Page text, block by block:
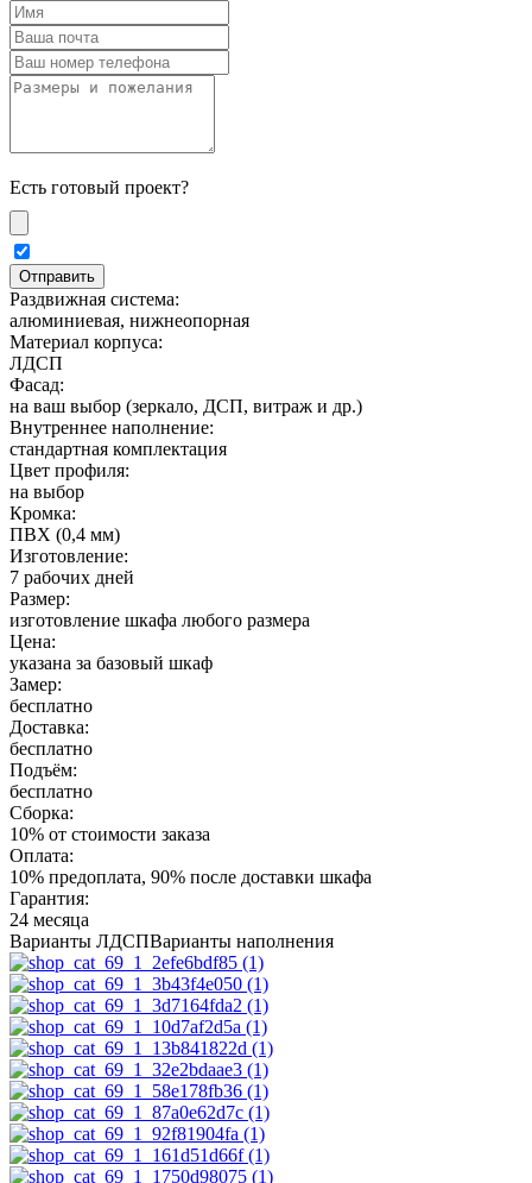
Есть готовый проект?
Раздвижная система:
алюминиевая, нижнеопорная
Материал корпуса:
ЛДСП
Фасад:
на ваш выбор (зеркало, ДСП, витраж и др.)
Внутреннее наполнение:
стандартная комплектация
Цвет профиля:
на выбор
Кромка:
ПВХ (0,4 мм)
Изготовление:
7 рабочих дней
Размер:
изготовление шкафа любого размера
Цена:
указана за базовый шкаф
Замер:
бесплатно
Доставка:
бесплатно
Подъём:
бесплатно
Сборка:
10% от стоимости заказа
Оплата:
10% предоплата, 90% после доставки шкафа
Гарантия:
24 месяца
Варианты ЛДСПВарианты наполнения